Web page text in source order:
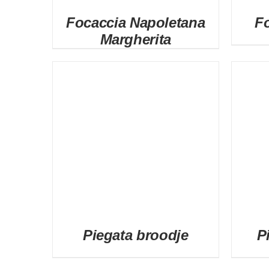
Focaccia Napoletana
Margherita
Piegata broodje